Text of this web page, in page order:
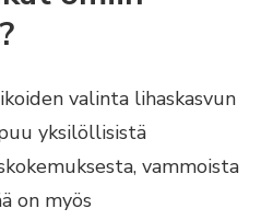
valinta lihaskasvun
yksilöllisistä
vammoista
on myös